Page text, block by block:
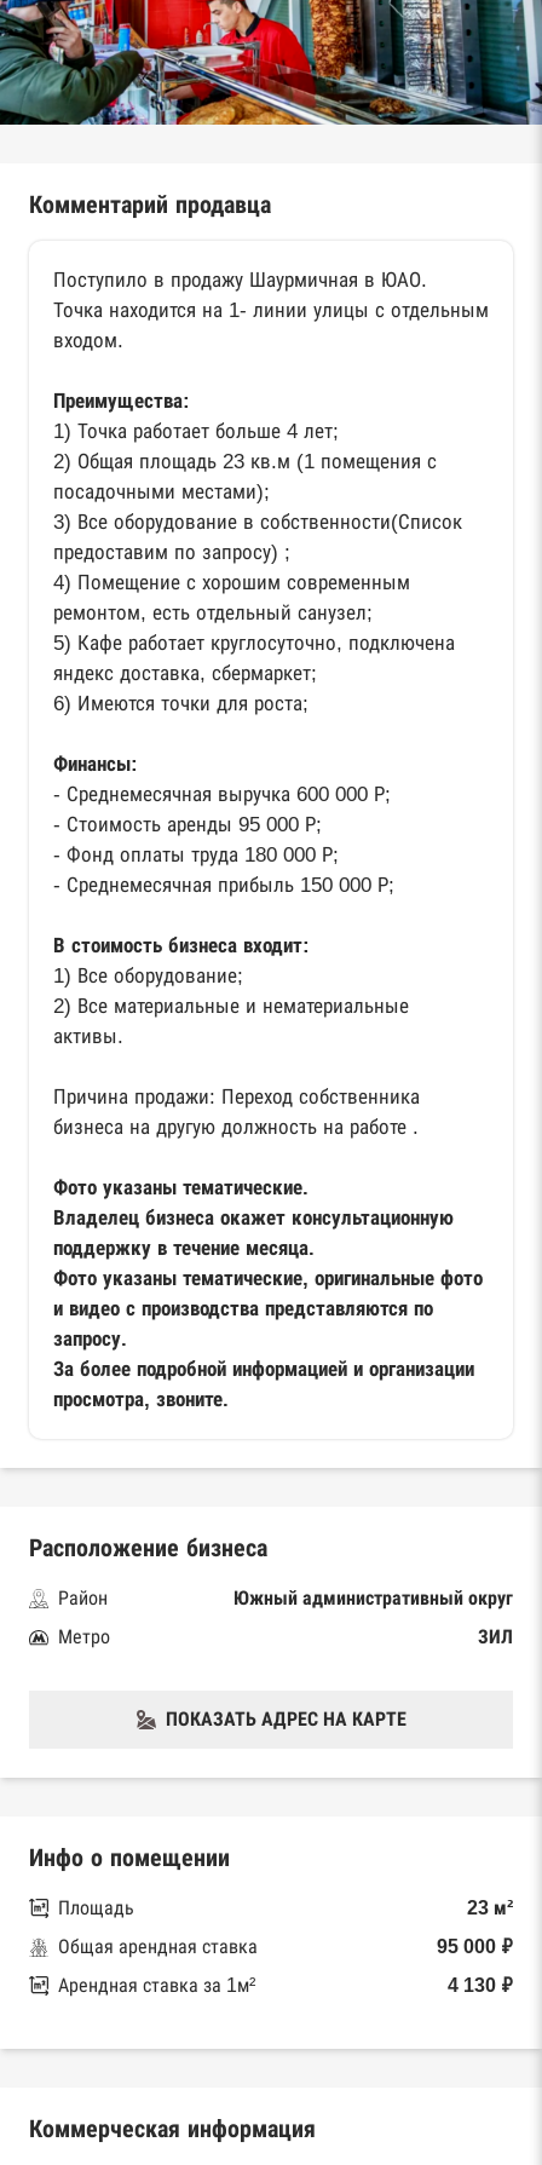
Комментарий продавца
Поступило в продажу Шаурмичная в ЮАО.
Точка находится на 1- линии улицы с отдельным
входом.
Преимущества:
1) Точка работает больше 4 лет;
2) Общая площадь 23 кв.м (1 помещения с
посадочными местами);
3) Все оборудование в собственности(Список
предоставим по запросу) ;
4) Помещение с хорошим современным
ремонтом, есть отдельный санузел;
5) Кафе работает круглосуточно, подключена
яндекс доставка, сбермаркет;
6) Имеются точки для роста;
Финансы:
- Среднемесячная выручка 600 000 Р;
- Стоимость аренды 95 000 Р;
- Фонд оплаты труда 180 000 Р;
- Среднемесячная прибыль 150 000 Р;
В стоимость бизнеса входит:
1) Все оборудование;
2) Все материальные и нематериальные
активы.
Причина продажи: Переход собственника
бизнеса на другую должность на работе .
Фото указаны тематические.
Владелец бизнеса окажет консультационную
поддержку в течение месяца.
Фото указаны тематические, оригинальные фото
и видео с производства представляются по
запросу.
За более подробной информацией и организации
просмотра, звоните.
Расположение бизнеса
Район
Южный административный округ
Метро
ЗИЛ
ПОКАЗАТЬ АДРЕС НА КАРТЕ
Инфо о помещении
Площадь
23 м²
Общая арендная ставка
95 000 ₽
Арендная ставка за 1м²
4 130 ₽
Коммерческая информация